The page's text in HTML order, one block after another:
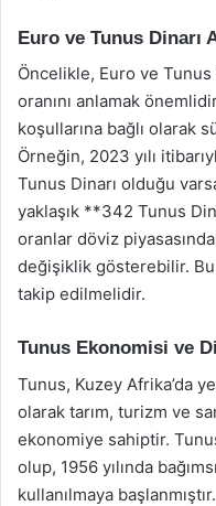
Euro ve Tunus Dinarı
Öncelikle, Euro ve Tunus
oranını anlamak
koşullarına bağlı olarak
Örneğin, 2023 yılı
Tunus Dinarı olduğu
yaklaşık **342 Tunus
oranlar döviz
değişiklik gösterebilir.
takip edilmelidir.
Tunus Ekonomisi ve
Tunus, Kuzey Afrika’da
olarak tarım, turizm ve
ekonomiye sahiptir.
olup, 1956 yılında
kullanılmaya